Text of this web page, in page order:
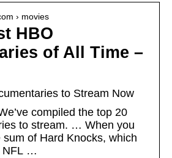
› movies
HBO
of All Time –
to Stream Now
compiled the top 20
to stream. … When you
of Hard Knocks, which
NFL …